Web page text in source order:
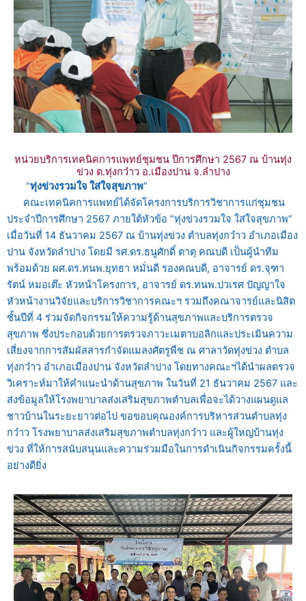
หน่วยบริการเทคนิคการแพทย์ชุมชน ปีการศึกษา 2567 ณ บ้านทุ่ง
ข่วง ต.ทุ่งกว๋าว อ.เมืองปาน จ.ลำปาง
“ทุ่งข่วงรวมใจ ใส่ใจสุขภาพ”
คณะเทคนิคการแพทย์ได้จัดโครงการบริการวิชาการแก่ชุมชน
ประจำปีการศึกษา 2567 ภายใต้หัวข้อ “ทุ่งข่วงรวมใจ ใส่ใจสุขภาพ”
เมื่อวันที่ 14 ธันวาคม 2567 ณ บ้านทุ่งข่วง ตำบลทุ่งกว๋าว อำเภอเมือง
ปาน จังหวัดลำปาง โดยมี รศ.ดร.ธนูศักดิ์ ตาตุ คณบดี เป็นผู้นำทีม
พร้อมด้วย ผศ.ดร.ทนพ.ยุทธา หมั่นดี รองคณบดี, อาจารย์ ดร.จุฑา
รัตน์ หมอเต๊ะ หัวหน้าโครงการ, อาจารย์ ดร.ทนพ.ปวเรศ ปัญญาใจ
หัวหน้างานวิจัยและบริการวิชาการคณะฯ รวมถึงคณาจารย์และนิสิต
ชั้นปีที่ 4 ร่วมจัดกิจกรรมให้ความรู้ด้านสุขภาพและบริการตรวจ
สุขภาพ ซึ่งประกอบด้วยการตรวจภาวะเมตาบอลิกและประเมินความ
เสี่ยงจากการสัมผัสสารกำจัดแมลงศัตรูพืช ณ ศาลาวัดทุ่งข่วง ตำบล
ทุ่งกว๋าว อำเภอเมืองปาน จังหวัดลำปาง โดยทางคณะฯได้นำผลตรวจ
วิเคราะห์มาให้คำแนะนำด้านสุขภาพ ในวันที่ 21 ธันวาคม 2567 และ
ส่งข้อมูลให้โรงพยาบาลส่งเสริมสุขภาพตำบลเพื่อจะได้วางแผนดูแล
ชาวบ้านในระยะยาวต่อไป ขอขอบคุณองค์การบริหารส่วนตำบลทุ่ง
กว๋าว โรงพยาบาลส่งเสริมสุขภาพตำบลทุ่งกว๋าว และผู้ใหญ่บ้านทุ่ง
ข่วง ที่ให้การสนับสนุนและความร่วมมือในการดำเนินกิจกรรมครั้งนี้
อย่างดียิ่ง